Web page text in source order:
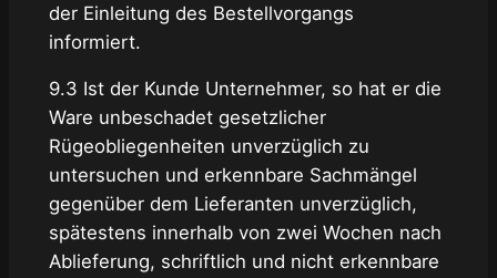
der Einleitung des Bestellvorgangs
informiert.
9.3 Ist der Kunde Unternehmer, so hat er die
Ware unbeschadet gesetzlicher
Rügeobliegenheiten unverzüglich zu
untersuchen und erkennbare Sachmängel
gegenüber dem Lieferanten unverzüglich,
spätestens innerhalb von zwei Wochen nach
Ablieferung, schriftlich und nicht erkennbare